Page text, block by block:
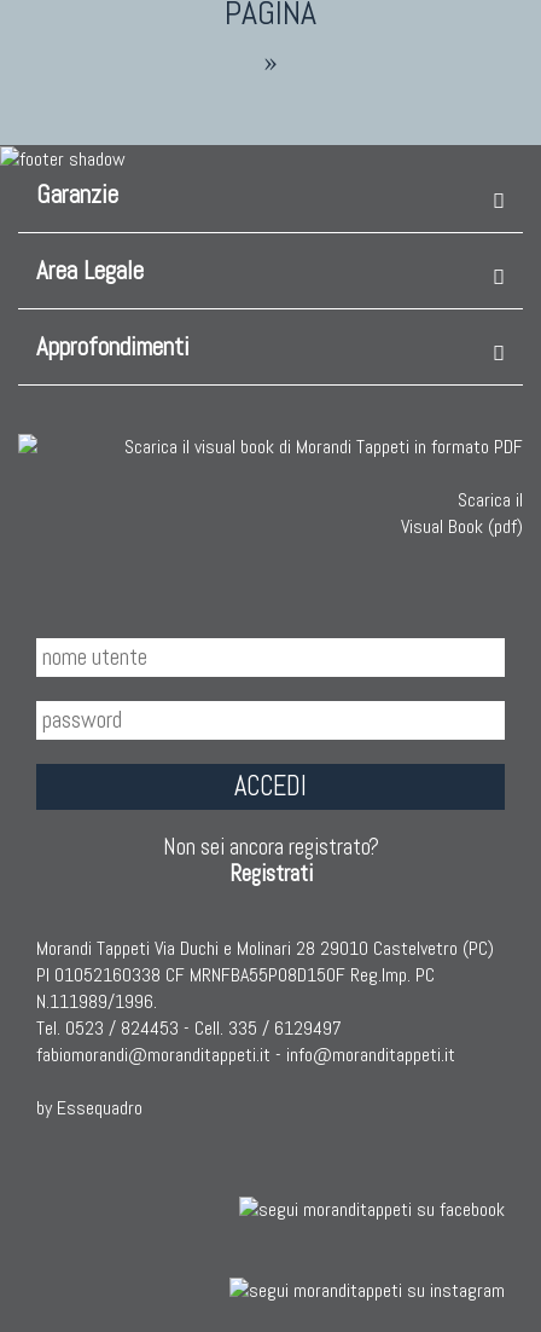
Tappeti Persiani Moderni
TAPPETI CLASSICI
Collezione Hyderabad
Collezione Zigler
Tappeti Caucasici Antichi: Karabagh
Tappeti Caucasici Antichi : Shirvan
Tappeti Caucasici Vecchi E Nuovi
TAPPETI ANTICHI DA COLLEZIONE
Tappeti Anatolici Antichi
Tappeti Cinesi Antichi
Tappeti Agra Antichi E Antica Asia
Kilim Vecchi E Antichi
»
Garanzie
Area Legale
Approfondimenti
Scarica il
Visual Book (pdf)
ACCEDI
Non sei ancora registrato?
Registrati
Morandi Tappeti Via Duchi e Molinari 28 29010 Castelvetro (PC)
PI 01052160338 CF MRNFBA55P08D150F Reg.Imp. PC
N.111989/1996.
Tel. 0523 / 824453 - Cell. 335 / 6129497
fabiomorandi@moranditappeti.it - info@moranditappeti.it
by Essequadro